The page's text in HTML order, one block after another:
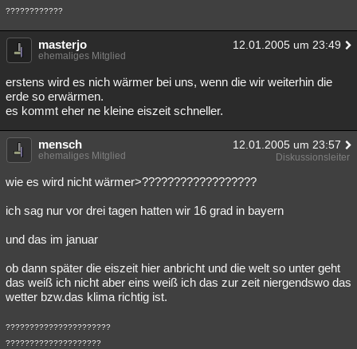
????????????
masterjo 12.01.2005 um 23:49
ehemaliges Mitglied
erstens wird es nich wärmer bei uns, wenn die wir weiterhin die
erde so erwärmen.
es kommt eher ne kleine eiszeit schneller.
mensch 12.01.2005 um 23:57
ehemaliges Mitglied Diskussionsleiter
wie es wird nicht wärmer>??????????????????
ich sag nur vor drei tagen hatten wir 16 grad in bayern
und das im januar
ob dann später die eiszeit hier anbricht und die welt so unter geht
das weiß ich nicht aber eins weiß ich das zur zeit niergendswo das
wetter bzw.das klima richtig ist.
??????????????????????
????????????????????